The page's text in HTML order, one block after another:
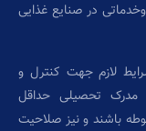
در صنایع غذایی
لازم جهت کنترل و
مدرک تحصیلی حداقل
باشند و نیز صلاحیت